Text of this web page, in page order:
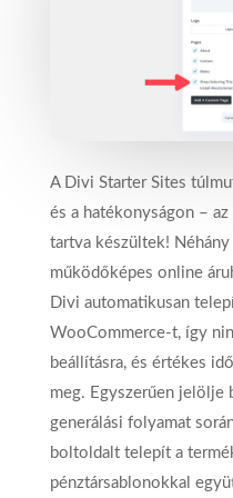
A Divi Starter Sites
és a hatékonyságon –
tartva készültek!
működőképes online
Divi automatikusan
WooCommerce-t, így
beállításra, és értékes
meg. Egyszerűen jelölje
generálási folyamat
boltoldalt telepít a
pénztársablonokkal